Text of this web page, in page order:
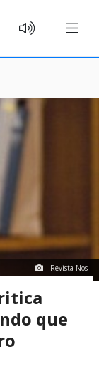
Revista Nos
que